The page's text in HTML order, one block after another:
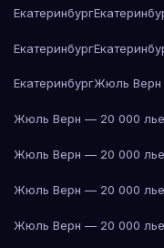
Екатеринбург
Екатеринбург
ЕкатеринбургЖюль Верн
Жюль Верн — 20 000
Жюль Верн — 20 000
Жюль Верн — 20 000
Жюль Верн — 20 000